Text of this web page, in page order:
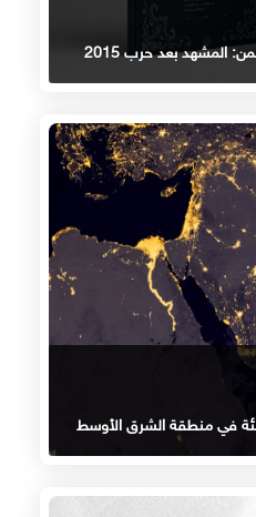
المشهد بعد حرب 2015
في منطقة الشرق الأوسط